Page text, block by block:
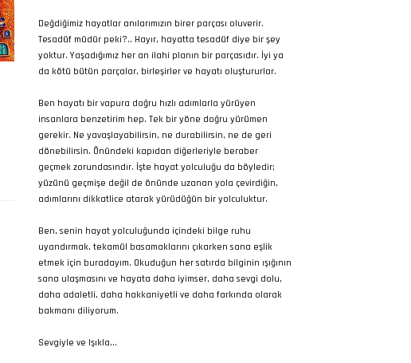
Değdiğimiz hayatlar anılarımızın birer parçası oluverir.
Tesadüf müdür peki?.. Hayır, hayatta tesadüf diye bir şey
yoktur. Yaşadığımız her an ilahi planın bir parçasıdır. İyi ya
da kötü bütün parçalar, birleşirler ve hayatı oluştururlar.
Ben hayatı bir vapura doğru hızlı adımlarla yürüyen
insanlara benzetirim hep. Tek bir yöne doğru yürümen
gerekir. Ne yavaşlayabilirsin, ne durabilirsin, ne de geri
dönebilirsin. Önündeki kapıdan diğerleriyle beraber
geçmek zorundasındır. İşte hayat yolculuğu da böyledir;
yüzünü geçmişe değil de önünde uzanan yola çevirdiğin,
adımlarını dikkatlice atarak yürüdüğün bir yolculuktur.
Ben, senin hayat yolculuğunda içindeki bilge ruhu
uyandırmak, tekamül basamaklarını çıkarken sana eşlik
etmek için buradayım. Okuduğun her satırda bilginin ışığının
sana ulaşmasını ve hayata daha iyimser, daha sevgi dolu,
daha adaletli, daha hakkaniyetli ve daha farkında olarak
bakmanı diliyorum.
Sevgiyle ve Işıkla...